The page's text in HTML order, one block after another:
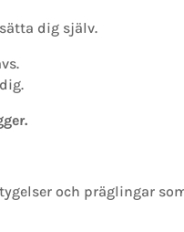
dig själv.
och präglingar